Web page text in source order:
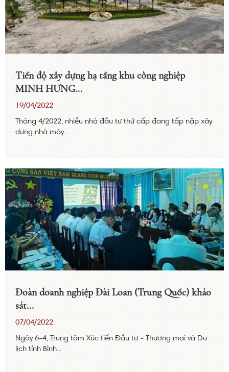
Tiến độ xây dựng hạ tầng khu công nghiệp
MINH HƯNG...
19/04/2022
Tháng 4/2022, nhiều nhà đầu tư thứ cấp đang tấp nập xây
dựng nhà máy...
Đoàn doanh nghiệp Đài Loan (Trung Quốc) khảo
sát...
07/04/2022
Ngày 6-4, Trung tâm Xúc tiến Đầu tư - Thương mại và Du
lịch tỉnh Bình...